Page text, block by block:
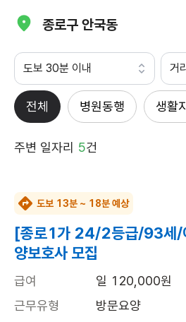
종로구 안국동
도보 30분 이내 거
전체 병원동행 생활
주변 일자리 5건
도보 13분 ~ 18분 예상
[종로1가 24/2등급/93세/
양보호사 모집
급여
일 120,000원
근무유형
방문요양